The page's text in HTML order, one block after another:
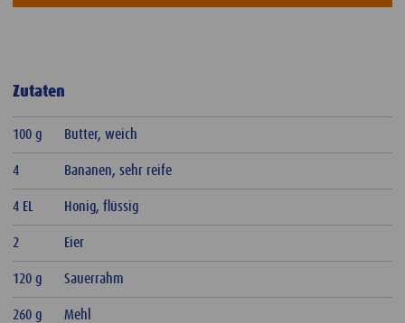
Zutaten
100 g Butter, weich
4 Bananen, sehr reife
4 EL Honig, flüssig
2 Eier
120 g Sauerrahm
260 g Mehl